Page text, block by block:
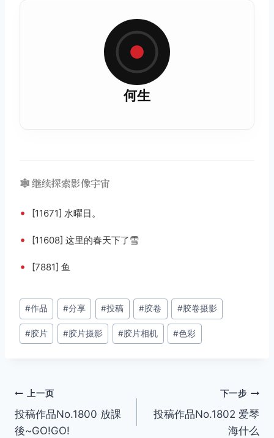
何生
🕸️ 继续探索影像宇宙
• [11671] 水曜日。
• [11608] 这里的春天下了雪
• [7881] 鱼
文
章
标
#作品 #分享 #投稿 #胶卷 #胶卷摄影
#胶片 #胶片摄影 #胶片相机 #色彩
文
章
上一页
投稿作品No.1800 放課
後~GO!GO!
下一步
投稿作品No.1802 爱琴
海什么